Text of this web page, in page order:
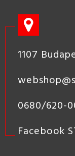
1107
0680/620-
Facebook